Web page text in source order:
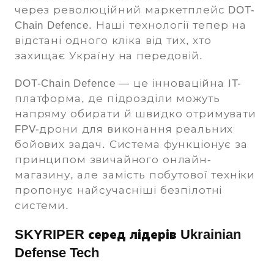
через революційний маркетплейс DOT-
Chain Defence. Наші технології тепер на
відстані одного кліка від тих, хто
захищає Україну на передовій.
DOT-Chain Defence — це інноваційна IT-
платформа, де підрозділи можуть
напряму обирати й швидко отримувати
FPV-дрони для виконання реальних
бойових задач. Система функціонує за
принципом звичайного онлайн-
магазину, але замість побутової техніки
пропонує найсучасніші безпілотні
системи.
SKYRIPER серед лідерів Ukrainian
Defense Tech